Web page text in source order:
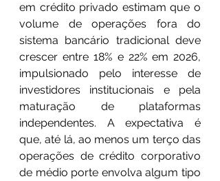
em crédito privado estimam que o
volume de operações fora do
sistema bancário tradicional deve
crescer entre 18% e 22% em 2026,
impulsionado pelo interesse de
investidores institucionais e pela
maturação de plataformas
independentes. A expectativa é
que, até lá, ao menos um terço das
operações de crédito corporativo
de médio porte envolva algum tipo